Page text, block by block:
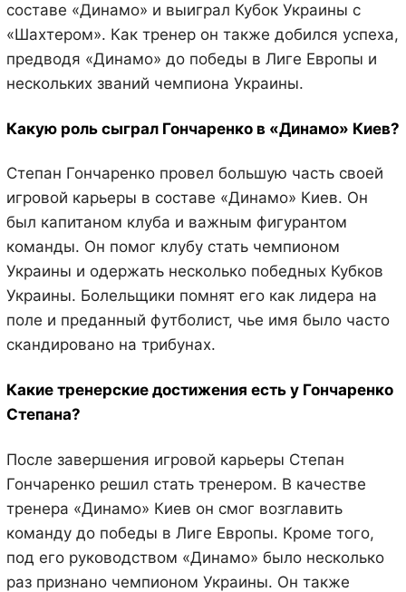
составе «Динамо» и выиграл Кубок Украины с
«Шахтером». Как тренер он также добился успеха,
предводя «Динамо» до победы в Лиге Европы и
нескольких званий чемпиона Украины.
Какую роль сыграл Гончаренко в «Динамо» Киев?
Степан Гончаренко провел большую часть своей
игровой карьеры в составе «Динамо» Киев. Он
был капитаном клуба и важным фигурантом
команды. Он помог клубу стать чемпионом
Украины и одержать несколько победных Кубков
Украины. Болельщики помнят его как лидера на
поле и преданный футболист, чье имя было часто
скандировано на трибунах.
Какие тренерские достижения есть у Гончаренко
Степана?
После завершения игровой карьеры Степан
Гончаренко решил стать тренером. В качестве
тренера «Динамо» Киев он смог возглавить
команду до победы в Лиге Европы. Кроме того,
под его руководством «Динамо» было несколько
раз признано чемпионом Украины. Он также